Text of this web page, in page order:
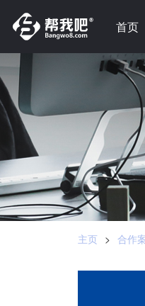
首页
首页
主页 > 合作